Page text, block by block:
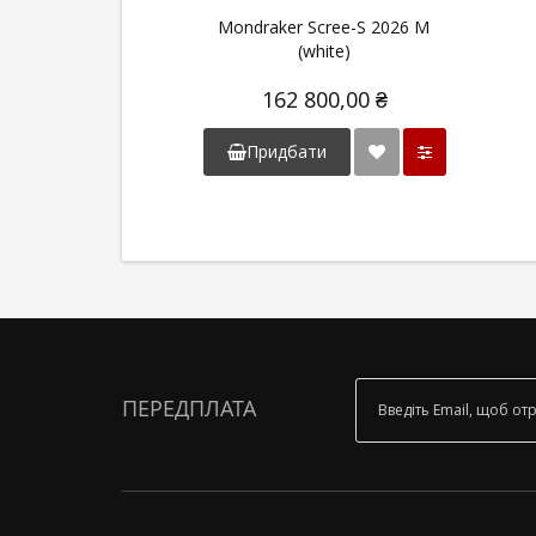
Mondraker Scree-S 2026 M
(white)
162 800,00 ₴
Придбати
ПЕРЕДПЛАТА